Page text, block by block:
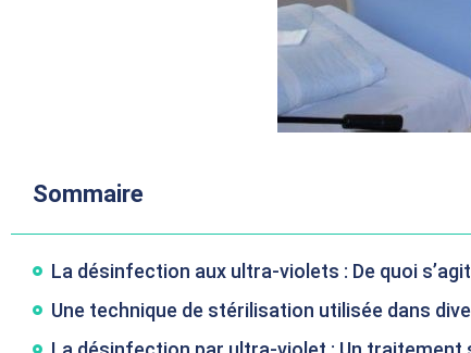
Sommaire
La désinfection aux ultra-violets : De quoi
Une technique de stérilisation utilisée dans